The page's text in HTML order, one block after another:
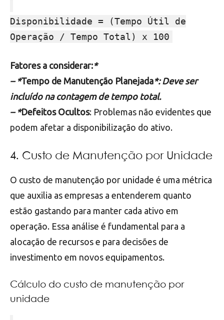
Disponibilidade = (Tempo Útil de
Operação / Tempo Total) x 100
Fatores a considerar:*
– *Tempo de Manutenção Planejada*: Deve ser
incluído na contagem de tempo total.
– *Defeitos Ocultos: Problemas não evidentes que
podem afetar a disponibilização do ativo.
4. Custo de Manutenção por Unidade
O custo de manutenção por unidade é uma métrica
que auxilia as empresas a entenderem quanto
estão gastando para manter cada ativo em
operação. Essa análise é fundamental para a
alocação de recursos e para decisões de
investimento em novos equipamentos.
Cálculo do custo de manutenção por
unidade